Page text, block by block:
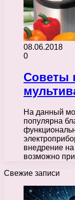
08.06.2018
0
Советы
На данный
популярна
внедрение
возможно
Свежие записи